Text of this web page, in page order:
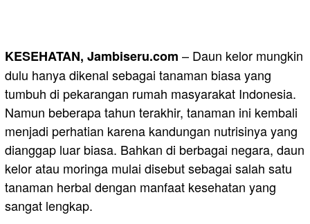
KESEHATAN, Jambiseru.com – Daun kelor mungkin
dulu hanya dikenal sebagai tanaman biasa yang
tumbuh di pekarangan rumah masyarakat Indonesia.
Namun beberapa tahun terakhir, tanaman ini kembali
menjadi perhatian karena kandungan nutrisinya yang
dianggap luar biasa. Bahkan di berbagai negara, daun
kelor atau moringa mulai disebut sebagai salah satu
tanaman herbal dengan manfaat kesehatan yang
sangat lengkap.